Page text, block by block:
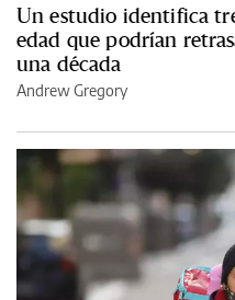
Un estudio identifica
edad que podrían
una década
Andrew Gregory